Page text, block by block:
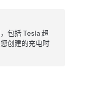
包括 Tesla 超
创建的充电时